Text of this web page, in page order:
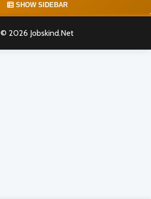
SHOW SIDEBAR
© 2026 Jobskind.Net